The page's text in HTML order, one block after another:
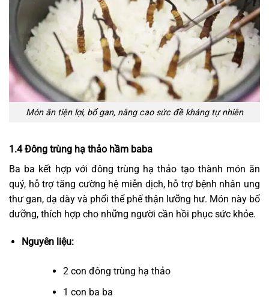
Món ăn tiện lợi, bổ gan, nâng cao sức đề kháng tự nhiên
1.4 Đông trùng hạ thảo hầm baba
Ba ba kết hợp với đông trùng hạ thảo tạo thành món ăn
quý, hỗ trợ tăng cường hệ miễn dịch, hỗ trợ bệnh nhân ung
thư gan, dạ dày và phổi thể phế thận lưỡng hư. Món này bổ
dưỡng, thích hợp cho những người cần hồi phục sức khỏe.
Nguyên liệu:
2 con đông trùng hạ thảo
1 con ba ba